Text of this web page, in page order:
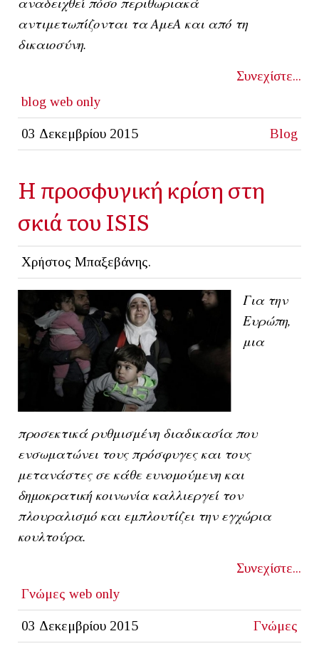
αντιμετωπίζονται τα ΑμεΑ και από τη
δικαιοσύνη.
Συνεχίστε...
blog web only
03 Δεκεμβρίου 2015 Blog
Η προσφυγική κρίση στη
σκιά του ISIS
Χρήστος Μπαξεβάνης.
Για την
Ευρώπη,
μια
προσεκτικά ρυθμισμένη διαδικασία που
ενσωματώνει τους πρόσφυγες και τους
μετανάστες σε κάθε ευνομούμενη και
δημοκρατική κοινωνία καλλιεργεί τον
πλουραλισμό και εμπλουτίζει την εγχώρια
κουλτούρα.
Συνεχίστε...
Γνώμες web only
03 Δεκεμβρίου 2015 Γνώμες